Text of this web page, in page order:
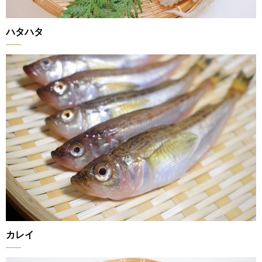
ハタハタ
カレイ